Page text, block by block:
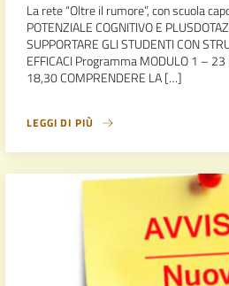
La rete “Oltre il rumore”, con scuola
POTENZIALE COGNITIVO E
SUPPORTARE GLI STUDENTI CON
EFFICACI Programma MODULO 1 –
18,30 COMPRENDERE LA […]
LEGGI DI PIÙ